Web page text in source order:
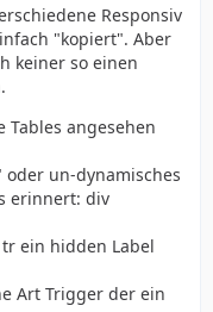
Responsiv
"kopiert". Aber
keiner so einen
Tables angesehen
un-dynamisches
erinnert: div
ein hidden Label
Art Trigger der ein